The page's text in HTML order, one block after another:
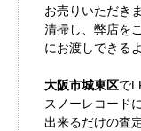
お売りいただき
清掃し、弊店を
にお渡しできる
大阪市城東区で
スノーレコード
出来るだけの査